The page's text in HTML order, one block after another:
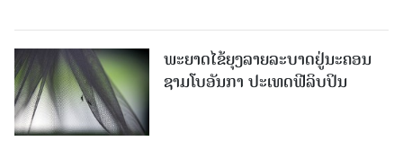
ພະຍາດໄຂ້ຍຸງລາຍລະບາດຢູ່ນະຄອນ
ຊາມໂບ​ອັນກາ ປະເທດຟີລິບປິນ